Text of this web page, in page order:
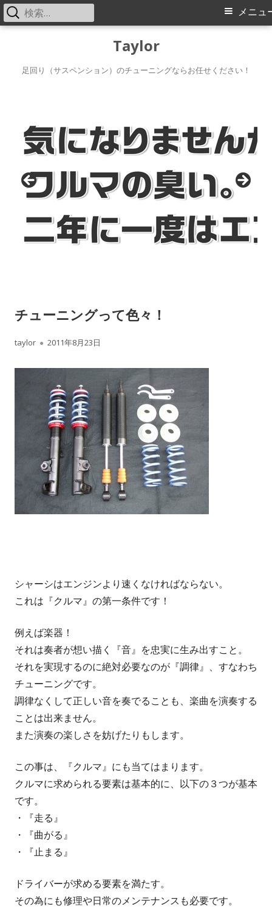
Taylor
足回り（サスペンション）のチューニングならお任せください！
メ
メニュ
検
索:
チューニングって色々！
作
taylor
公
日
2011年8月23日
シャーシはエンジンより速くなければならない。
これは『クルマ』の第一条件です！
例えば楽器！
それは奏者が想い描く『音』を忠実に生み出すこと。
それを実現するのに絶対必要なのが『調律』、すなわち
チューニングです。
調律なくして正しい音を奏でることも、楽曲を演奏する
ことは出来ません。
また演奏の楽しさを妨げたりもします。
この事は、『クルマ』にも当てはまります。
クルマに求められる要素は基本的に、以下の３つが基本
です。
・『走る』
・『曲がる』
・『止まる』
ドライバーが求める要素を満たす。
その為にも修理や日常のメンテナンスも必要です。